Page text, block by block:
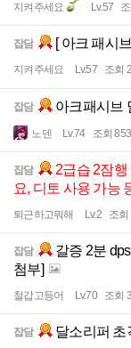
지켜주세요 Lv.57
잡담 [ 아크 패시
지켜주세요 Lv.57 조회
잡담 아크패시브
노덴 Lv.74 조회
잡담
2급습 2잠행
요, 디토 사용 가능
퇴근하고뭐해 Lv.2 조
잡담
갈증 2분
첨부]
철갑고등어 Lv.70 조회
잡담 달소리퍼 초